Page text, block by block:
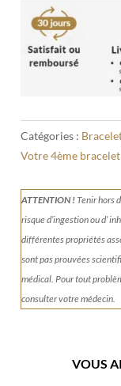
Catégories :
Votre 4ème
ATTENTION !Tenirhors
risque d’ingestion ou d’
différentes propriétés
sont pas prouvées
médical. Pour tout
consulter votre médecin.
VOUS